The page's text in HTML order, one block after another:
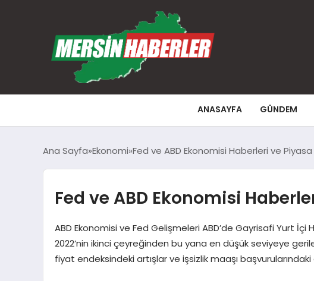
ANASAYFA GÜNDEM
Ana Sayfa Ekonomi Fed ve ABD Ekonomisi Haberleri ve
Fed ve ABD Ekonomisi
ABD Ekonomisi ve Fed Gelişmeleri ABD’de Gayrisafi Yurt
2022’nin ikinci çeyreğinden bu yana en düşük seviyeye
fiyat endeksindeki artışlar ve işsizlik maaşı